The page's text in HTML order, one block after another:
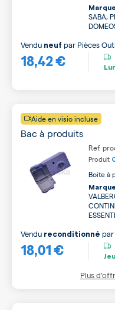
SABA,
18,42 €
Vendu neuf par Pièces
Aide en visio incluse
Bac à produits
Ref.
Produit
Boite à
18,01 €
Vendu reconditionné par
Plus